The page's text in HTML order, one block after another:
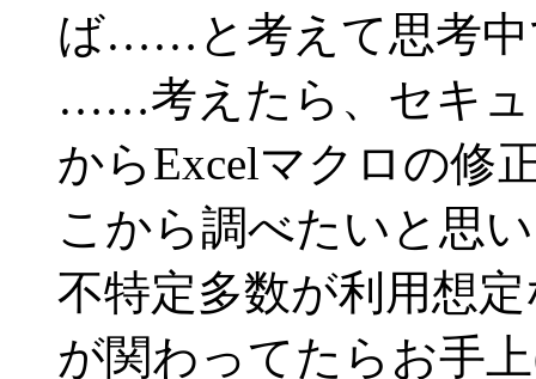
ば……と考えて思考中
……考えたら、セキュ
からExcelマクロの修
こから調べたいと思
不特定多数が利用想
が関わってたらお手